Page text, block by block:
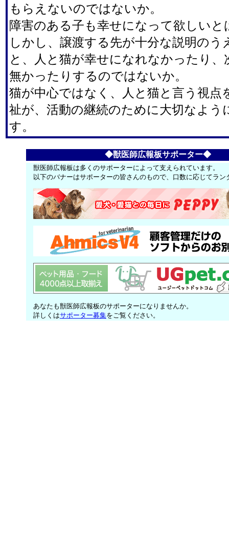
もらえないのではないか。
障害のある子も幸せになって欲しいと
しかし、譲渡する先が十分な説明のう
と、人と猫が幸せになれなかったり、
無かったりするのではないか。
猫が中心ではなく、人と猫と言う視点
祉が、活動の継続のために大切なよう
す。
◆獣医師広報板サポーター◆
獣医師広報板は多くのサポーターによって支えられています。
以下のバナーはサポーターの皆さんのもので、口数に応じてラ
あなたも獣医師広報板のサポーターになりませんか。
詳しくはサポーター募集をご覧ください。